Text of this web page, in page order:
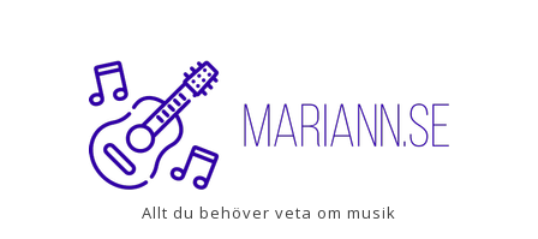
Allt du behöver veta om musik